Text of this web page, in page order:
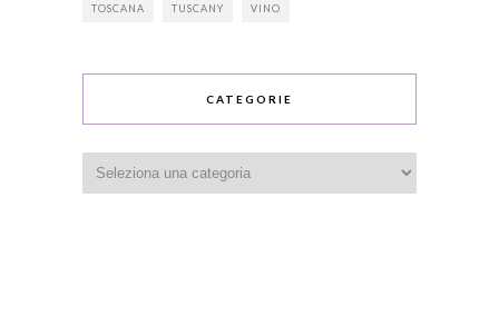
TOSCANA TUSCANY VINO
CATEGORIE